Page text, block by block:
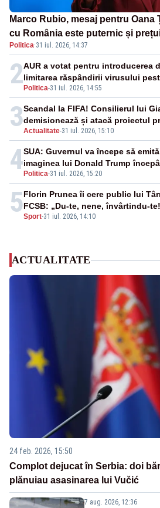
Marco Rubio, mesaj pentru Oana
cu România este puternic și
Politica·31 iul. 2026, 14:37
2 Politica-31 iul. 2026, 14:55
AUR a votat pentru introducerea
limitarea răspândirii virusului
3Actualitate-31 iul. 2026, 15:10
Scandal la FIFA! Consilierul lui
demisionează și atacă proiectul
4 Politica-31 iul. 2026, 15:20
SUA: Guvernul va începe să
imaginea lui Donald Trump
5Sport-31 iul. 2026, 14:10
Florin Prunea îi cere public lui
FCSB: „Du-te, nene, învârtindu-
ACTUALITATE
24 feb. 2026, 15:50
Complot dejucat în Serbia: doi
plănuiau asasinarea lui Vučić
7 aug. 2026, 12:36